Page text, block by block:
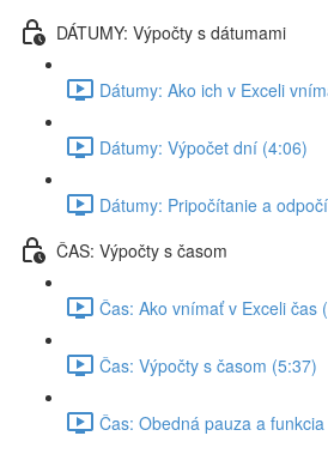
DÁTUMY: Výpočty s dátumami
Dátumy: Ako ich v Exceli
Dátumy: Výpočet dní (4:06)
Dátumy: Pripočítanie a
ČAS: Výpočty s časom
Čas: Ako vnímať v Exceli čas
Čas: Výpočty s časom (5:37)
Čas: Obedná pauza a